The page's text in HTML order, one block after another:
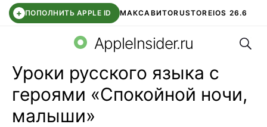
+ ПОПОЛНИТЬ APPLE ID МАКСАВИТОRUSTOREIOS 26.6
СБЕР КИДС ВТБ ОНЛАЙН ЧАТ В ROBLOX
AppleInsider.ru
Уроки русского языка с
героями «Спокойной ночи,
малыши»